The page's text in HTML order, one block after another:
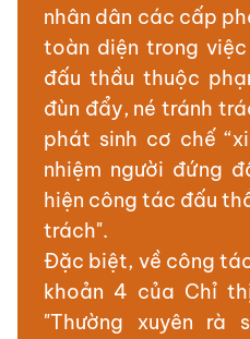
nhân dân các cấp
toàn diện trong
đấu thầu thuộc
đùn đẩy, né tránh
phát sinh cơ chế
nhiệm người đứng
hiện công tác đấu
trách".
Đặc biệt, về công
khoản 4 của Chỉ
"Thường xuyên rà